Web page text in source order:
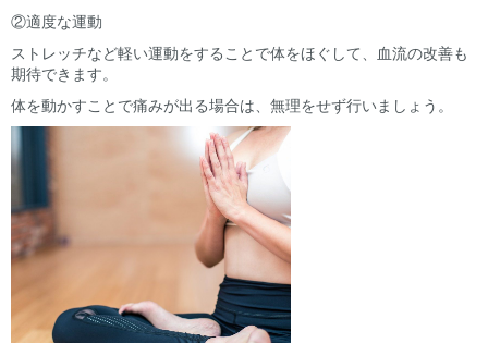
②適度な運動
ストレッチなど軽い運動をすることで体をほぐして、血流の改善も
期待できます。
体を動かすことで痛みが出る場合は、無理をせず行いましょう。